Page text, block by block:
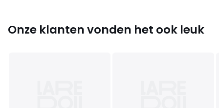
Onze klanten vonden het ook leuk